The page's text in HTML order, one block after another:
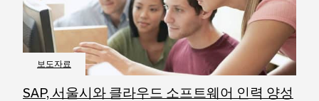
보도자료
SAP, 서울시와 클라우드 소프트웨어 인력 양성